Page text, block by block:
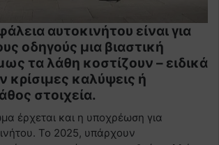
αυτοκινήτου είναι για
οδηγούς μια βιαστική
τα λάθη κοστίζουν – ειδικά
κρίσιμες καλύψεις ή
στοιχεία.
έρχεται και η υποχρέωση για
Το 2025, υπάρχουν